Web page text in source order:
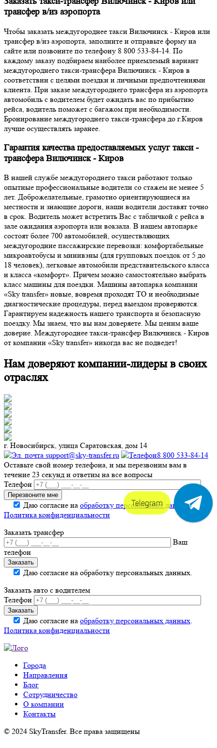
трансфер в/из аэропорта
Чтобы заказать междугороднее такси Вилючинск - Киров или
трансфер в/из аэропорта, заполните и отправьте форму на
сайте или позвоните по телефону 8 800 533-84-14. По
каждому заказу подбираем наиболее приемлемый вариант
междугороднего такси-трансфера Вилючинск - Киров в
соответствии с целями поездки и личными предпочтениями
клиента. При заказе междугороднего трансфера из аэропорта
автомобиль с водителем будет ожидать вас по прибытию
рейса, водитель поможет с багажом при необходимости.
Бронирование междугороднего такси-трансфера до г.Киров
лучше осуществлять заранее.
Гарантия качества предоставляемых услуг такси -
трансфера Вилючинск - Киров
В нашей службе междугороднего такси работают только
опытные профессиональные водители со стажем не менее 5
лет. Доброжелательные, грамотно ориентирующиеся на
местности и знающие дороги, наши водители доставят точно
в срок. Водитель может встретить Вас с табличкой с рейса в
зале ожидания аэропорта или вокзала. В нашем автопарке
состоят более 700 автомобилей, осуществляющих
междугородние пассажирские перевозки: комфортабельные
микроавтобусы и минивэны (для групповых поездок от 5 до
18 человек), легковые автомобили представительского класса
и класса «комфорт». Причем можно самостоятельно выбрать
класс машины для поездки. Машины автопарка компании
«Sky transfer» новые, вовремя проходят ТО и необходимые
диагностические процедуры, перед выездом проверяются.
Гарантируем надежность нашего транспорта и безопасную
поездку. Мы знаем, что вы нам доверяете. Мы ценим ваше
доверие. Междугороднее такси-трансфер Вилючинск - Киров
от компании «Sky transfer» никогда вас не подведет!
Нам доверяют компании-лидеры в своих
отраслях
г. Новосибирск, улица Саратовская, дом 14
support@sky-transfer.ru
8 800 533-84-14
Оставьте свой номер телефона, и мы перезвоним вам в
течение 23 секунд и ответим на все вопросы
Телефон
Даю согласие на обработку персональных данных.
Политика конфиденциальности
Заказать трансфер
Ваш
телефон
Даю согласие на обработку персональных данных.
Заказать авто с водителем
Телефон
Даю согласие на обработку персональных данных.
Политика конфиденциальности
Города
Направления
Блог
Сотрудничество
О компании
Контакты
© 2024 SkyTransfer. Все права защищены
Telegram